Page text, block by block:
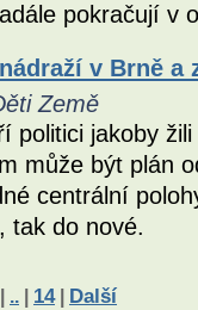
pokračují v
v Brně a
Země
politici jakoby
může být plán
centrální
tak do nové.
.. | 14| Další